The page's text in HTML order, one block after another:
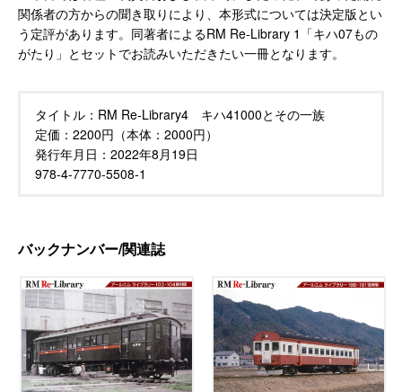
関係者の方からの聞き取りにより、本形式については決定版とい
う定評があります。同著者によるRM Re-Library 1「キハ07もの
がたり」とセットでお読みいただきたい一冊となります。
タイトル： RM Re-Library4 キハ41000とその一族
定価： 2200円（本体：2000円）
発行年月日： 2022年8月19日
978-4-7770-5508-1
バックナンバー/関連誌